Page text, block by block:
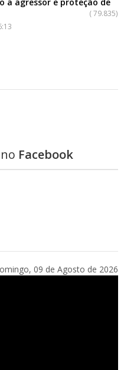
(79.835)
Facebook
09 de Agosto de 2026